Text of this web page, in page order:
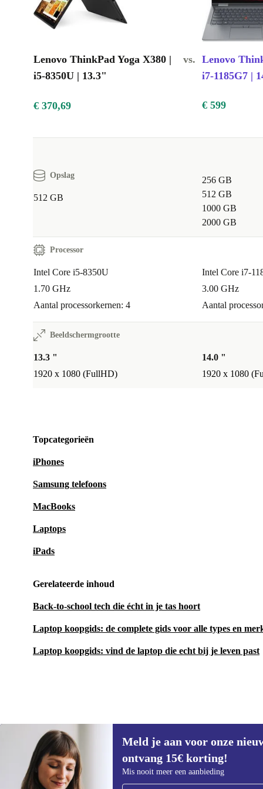
Lenovo ThinkPad Yoga X380 |
i5-8350U | 13.3"
vs. Lenovo
i7-1185G7 |
€ 370,69 € 599
Opslag
512 GB
256 GB
512 GB
1000 GB
2000 GB
Processor
Intel Core i5-8350U
1.70 GHz
Aantal processorkernen: 4
Intel Core i7-
3.00 GHz
Aantal
Beeldschermgrootte
13.3 "
1920 x 1080 (FullHD)
14.0 "
1920 x 1080
Topcategorieën
iPhones
Samsung telefoons
MacBooks
Laptops
iPads
Gerelateerde inhoud
Back-to-school tech die écht in je tas hoort
Laptop koopgids: de complete gids voor alle types en
Laptop koopgids: vind de laptop die echt bij je leven past
€ 370,69
Meld je aan voor onze
ontvang 15€ korting!
Mis nooit meer een aanbieding
Meld je aan voor onze nieuwsbrief en
ontvang €15 korting!